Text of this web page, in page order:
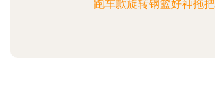
跑车款旋转钢篮好神拖把